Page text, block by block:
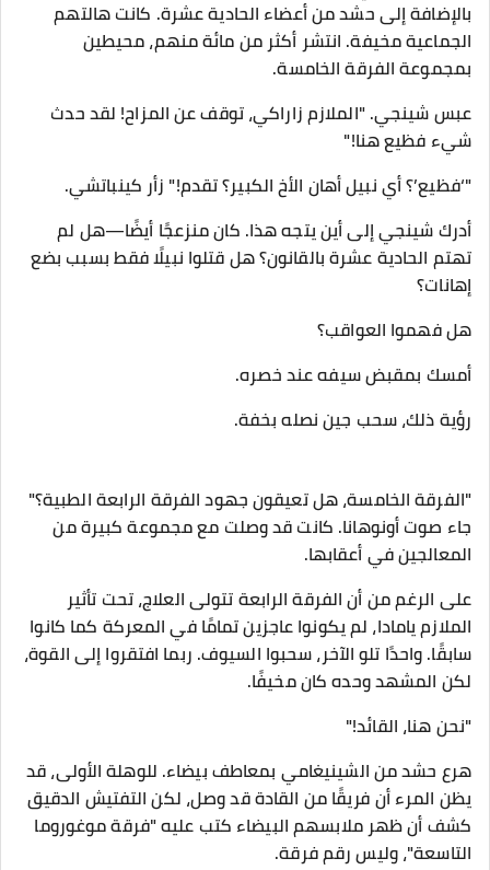
بالإضافة إلى حشد من أعضاء الحادية عشرة. كانت هالتهم
الجماعية مخيفة. انتشر أكثر من مائة منهم، محيطين
بمجموعة الفرقة الخامسة.
عبس شينجي. "الملازم زاراكي، توقف عن المزاح! لقد حدث
شيء فظيع هنا!"
"‘فظيع’؟ أي نبيل أهان الأخ الكبير؟ تقدم!" زأر كينباتشي.
أدرك شينجي إلى أين يتجه هذا. كان منزعجًا أيضًا—هل لم
تهتم الحادية عشرة بالقانون؟ هل قتلوا نبيلًا فقط بسبب بضع
إهانات؟
هل فهموا العواقب؟
أمسك بمقبض سيفه عند خصره.
رؤية ذلك، سحب جين نصله بخفة.
"الفرقة الخامسة، هل تعيقون جهود الفرقة الرابعة الطبية؟"
جاء صوت أونوهانا. كانت قد وصلت مع مجموعة كبيرة من
المعالجين في أعقابها.
على الرغم من أن الفرقة الرابعة تتولى العلاج، تحت تأثير
الملازم يامادا، لم يكونوا عاجزين تمامًا في المعركة كما كانوا
سابقًا. واحدًا تلو الآخر، سحبوا السيوف. ربما افتقروا إلى القوة،
لكن المشهد وحده كان مخيفًا.
"نحن هنا، القائد!"
هرع حشد من الشينيغامي بمعاطف بيضاء. للوهلة الأولى، قد
يظن المرء أن فريقًا من القادة قد وصل، لكن التفتيش الدقيق
كشف أن ظهر ملابسهم البيضاء كتب عليه "فرقة موغوروما
التاسعة"، وليس رقم فرقة.